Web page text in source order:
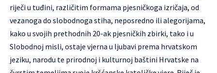
riječi u tuđini, različitim formama pjesničkoga izričaja, od
vezanoga do slobodnoga stiha, neposredno ili alegorijama,
kako u svojih prethodnih 20-ak pjesničkih zbirki, tako i u
Slobodnoj misli, ostaje vjerna u ljubavi prema hrvatskom
jeziku, narodu te prirodnoj i kulturnoj baštini Hrvatske na